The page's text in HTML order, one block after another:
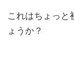
これはちょっと
ょうか？